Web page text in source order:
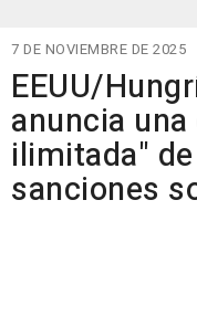
7 DE NOVIEMBRE DE 2025
EEUU/
anuncia
ilimitada" de
sanciones